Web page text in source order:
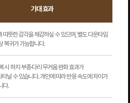
기대 효과
따뜻한 감각을 체감하실 수 있으며, 별도 다운타임
복귀가 가능합니다.
시 하지 부종·다리 무거움 완화 효과가
날 수 있습니다. 개인에 따라 반응 속도에 차이가
다.